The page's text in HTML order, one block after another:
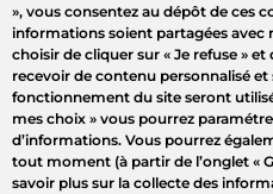
», vous consentez au dépôt de ces
informations soient partagées avec
choisir de cliquer sur « Je refuse » et
recevoir de contenu personnalisé et
fonctionnement du site seront
mes choix » vous pourrez
d’informations. Vous pourrez
tout moment (à partir de l’onglet «
savoir plus sur la collecte des